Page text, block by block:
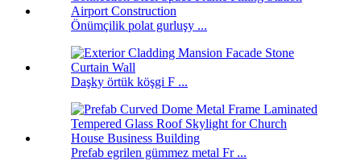
Önümçilik polat gurluşy ...
Daşky örtük köşgi F ...
Prefab egrilen gümmez metal Fr ...